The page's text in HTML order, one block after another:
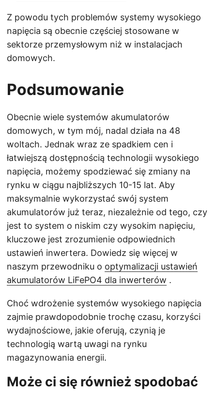
Z powodu tych problemów systemy wysokiego
napięcia są obecnie częściej stosowane w
sektorze przemysłowym niż w instalacjach
domowych.
Podsumowanie
Obecnie wiele systemów akumulatorów
domowych, w tym mój, nadal działa na 48
woltach. Jednak wraz ze spadkiem cen i
łatwiejszą dostępnością technologii wysokiego
napięcia, możemy spodziewać się zmiany na
rynku w ciągu najbliższych 10-15 lat. Aby
maksymalnie wykorzystać swój system
akumulatorów już teraz, niezależnie od tego, czy
jest to system o niskim czy wysokim napięciu,
kluczowe jest zrozumienie odpowiednich
ustawień inwertera. Dowiedz się więcej w
naszym przewodniku o optymalizacji ustawień
akumulatorów LiFePO4 dla inwerterów .
Choć wdrożenie systemów wysokiego napięcia
zajmie prawdopodobnie trochę czasu, korzyści
wydajnościowe, jakie oferują, czynią je
technologią wartą uwagi na rynku
magazynowania energii.
Może ci się również spodobać